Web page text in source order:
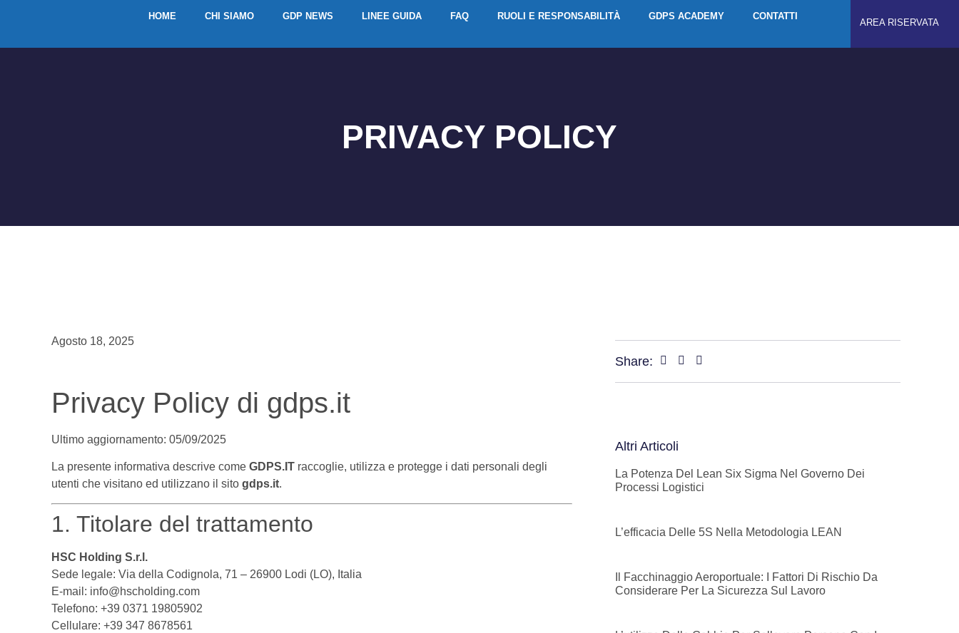
HOME CHI SIAMO GDP NEWS LINEE GUIDA FAQ RUOLI E RESPONSABILITÀ GDPS ACADEMY CONTATTI
AREA RISERVATA
PRIVACY POLICY
Agosto 18, 2025
Privacy Policy di gdps.it
Ultimo aggiornamento: 05/09/2025
La presente informativa descrive come GDPS.IT raccoglie, utilizza e protegge i dati personali degli
utenti che visitano ed utilizzano il sito gdps.it.
1. Titolare del trattamento
HSC Holding S.r.l.
Sede legale: Via della Codignola, 71 – 26900 Lodi (LO), Italia
E-mail: info@hscholding.com
Telefono: +39 0371 19805902
Cellulare: +39 347 8678561
Share:
Altri Articoli
La Potenza Del Lean Six Sigma Nel Governo Dei
Processi Logistici
L’efficacia Delle 5S Nella Metodologia LEAN
Il Facchinaggio Aeroportuale: I Fattori Di Rischio Da
Considerare Per La Sicurezza Sul Lavoro